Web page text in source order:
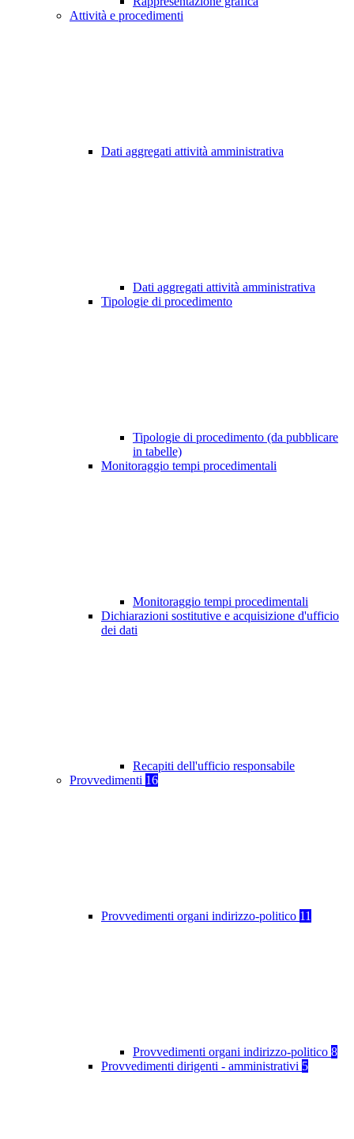
Attività e procedimenti
Dati aggregati attività amministrativa
Dati aggregati attività amministrativa
Tipologie di procedimento
Tipologie di procedimento (da pubblicare
in tabelle)
Monitoraggio tempi procedimentali
Monitoraggio tempi procedimentali
Dichiarazioni sostitutive e acquisizione d'ufficio
dei dati
Recapiti dell'ufficio responsabile
Provvedimenti 16
Provvedimenti organi indirizzo-politico 11
Provvedimenti organi indirizzo-politico 8
Provvedimenti dirigenti - amministrativi 5